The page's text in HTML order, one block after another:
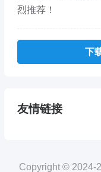
烈推荐！
下
友情链接
Copyright © 2024-